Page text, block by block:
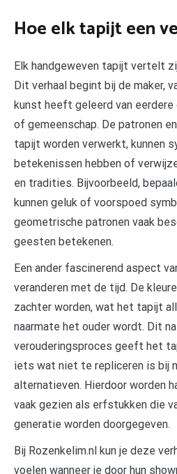
Hoe elk tapijt een
Elk handgeweven tapijt vertelt
Dit verhaal begint bij de maker,
kunst heeft geleerd van
of gemeenschap. De patronen
tapijt worden verwerkt, kunnen
betekenissen hebben of
en tradities. Bijvoorbeeld,
kunnen geluk of voorspoed
geometrische patronen vaak
geesten betekenen.
Een ander fascinerend aspect
veranderen met de tijd. De
zachter worden, wat het tapijt
naarmate het ouder wordt. Dit
verouderingsproces geeft het
iets wat niet te repliceren is bij
alternatieven. Hierdoor worden
vaak gezien als erfstukken die
generatie worden doorgegeven.
Bij Rozenkelim.nl kun je deze
voelen wanneer je door hun